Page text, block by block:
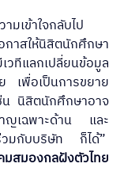
มเข้าใจกลับไป
สให้นิสิตนักศึกษา
ทีแลกเปลี่ยนข้อมูล
เพื่อเป็นการขยาย
นิสิตนักศึกษาอาจ
าญเฉพาะด้าน และ
มองกลฝังตัวไทย